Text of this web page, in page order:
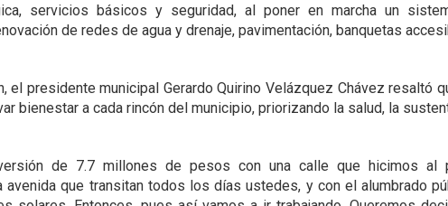
servicios básicos y seguridad, al poner en marcha un
de redes de agua y drenaje, pavimentación, banquetas
el presidente municipal Gerardo Quirino Velázquez Chávez resaltó
bienestar a cada rincón del municipio, priorizando la salud, la
de 7.7 millones de pesos con una calle que hicimos al
avenida que transitan todos los días ustedes, y con el alumbrado